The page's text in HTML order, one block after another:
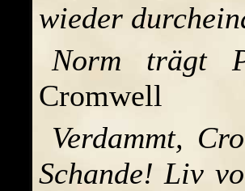
wieder
Norm trägt
Cromwell
Verdammt,
Schande! Liv